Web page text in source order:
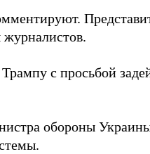
журналистов.
с просьбой
обороны